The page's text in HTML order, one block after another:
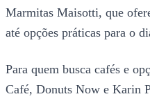
Marmitas Maisotti, que
até opções práticas para o
Para quem busca cafés e
Café, Donuts Now e Karin